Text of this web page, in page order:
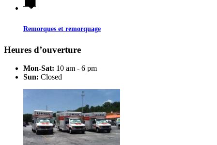
Remorques et remorquage
Heures d’ouverture
Mon-Sat: 10 am - 6 pm
Sun: Closed